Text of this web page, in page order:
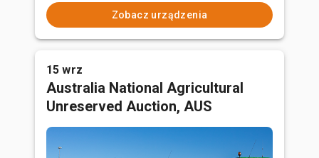
Zobacz urządzenia
15 wrz
Australia National Agricultural
Unreserved Auction, AUS